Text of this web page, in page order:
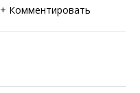
+ Комментировать